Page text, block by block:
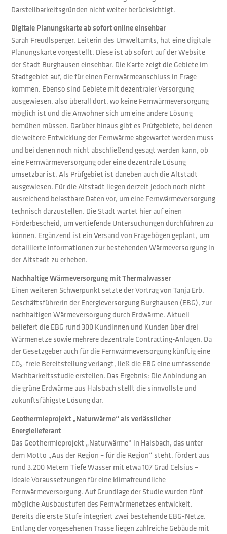
Darstellbarkeitsgründen nicht weiter berücksichtigt.
Digitale Planungskarte ab sofort online einsehbar
Sarah Freudlsperger, Leiterin des Umweltamts, hat eine digitale
Planungskarte vorgestellt. Diese ist ab sofort auf der Website
der Stadt Burghausen einsehbar. Die Karte zeigt die Gebiete im
Stadtgebiet auf, die für einen Fernwärmeanschluss in Frage
kommen. Ebenso sind Gebiete mit dezentraler Versorgung
ausgewiesen, also überall dort, wo keine Fernwärmeversorgung
möglich ist und die Anwohner sich um eine andere Lösung
bemühen müssen. Darüber hinaus gibt es Prüfgebiete, bei denen
die weitere Entwicklung der Fernwärme abgewartet werden muss
und bei denen noch nicht abschließend gesagt werden kann, ob
eine Fernwärmeversorgung oder eine dezentrale Lösung
umsetzbar ist. Als Prüfgebiet ist daneben auch die Altstadt
ausgewiesen. Für die Altstadt liegen derzeit jedoch noch nicht
ausreichend belastbare Daten vor, um eine Fernwärmeversorgung
technisch darzustellen. Die Stadt wartet hier auf einen
Förderbescheid, um vertiefende Untersuchungen durchführen zu
können. Ergänzend ist ein Versand von Fragebögen geplant, um
detaillierte Informationen zur bestehenden Wärmeversorgung in
der Altstadt zu erheben.
Nachhaltige Wärmeversorgung mit Thermalwasser
Einen weiteren Schwerpunkt setzte der Vortrag von Tanja Erb,
Geschäftsführerin der Energieversorgung Burghausen (EBG), zur
nachhaltigen Wärmeversorgung durch Erdwärme. Aktuell
beliefert die EBG rund 300 Kundinnen und Kunden über drei
Wärmenetze sowie mehrere dezentrale Contracting-Anlagen. Da
der Gesetzgeber auch für die Fernwärmeversorgung künftig eine
CO₂-freie Bereitstellung verlangt, ließ die EBG eine umfassende
Machbarkeitsstudie erstellen. Das Ergebnis: Die Anbindung an
die grüne Erdwärme aus Halsbach stellt die sinnvollste und
zukunftsfähigste Lösung dar.
Geothermieprojekt „Naturwärme“ als verlässlicher
Energielieferant
Das Geothermieprojekt „Naturwärme“ in Halsbach, das unter
dem Motto „Aus der Region – für die Region“ steht, fördert aus
rund 3.200 Metern Tiefe Wasser mit etwa 107 Grad Celsius –
ideale Voraussetzungen für eine klimafreundliche
Fernwärmeversorgung. Auf Grundlage der Studie wurden fünf
mögliche Ausbaustufen des Fernwärmenetzes entwickelt.
Bereits die erste Stufe integriert zwei bestehende EBG-Netze.
Entlang der vorgesehenen Trasse liegen zahlreiche Gebäude mit